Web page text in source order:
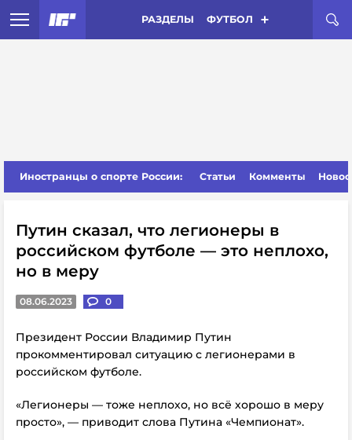
РАЗДЕЛЫ ФУТБОЛ
Иностранцы о спорте России: Статьи Комменты
Путин сказал, что легионеры в
российском футболе — это неплохо,
но в меру
08.06.2023 0
Президент России Владимир Путин
прокомментировал ситуацию с легионерами в
российском футболе.
«Легионеры — тоже неплохо, но всё хорошо в меру
просто», — приводит слова Путина «Чемпионат».